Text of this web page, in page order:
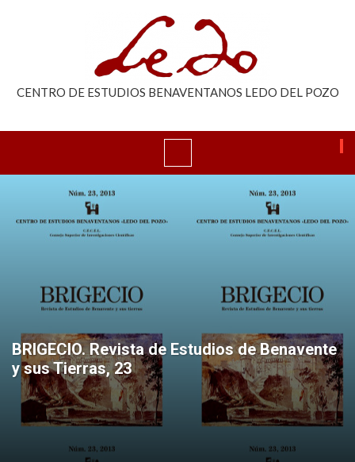
CENTRO DE ESTUDIOS BENAVENTANOS LEDO DEL POZO
BRIGECIO. Revista de Estudios de Benavente
y sus Tierras, 23